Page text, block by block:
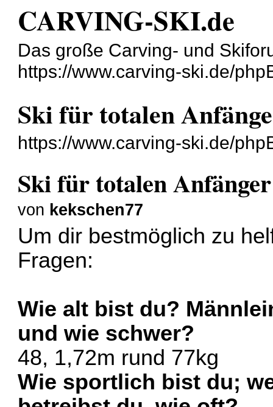
CARVING-SKI.de
Das große Carving- und
https://www.carving-ski.de/
Ski für totalen
https://www.carving-ski.de/
Ski für totalen
von kekschen77
Um dir bestmöglich zu
Fragen:
Wie alt bist du?
und wie schwer?
48, 1,72m rund 77kg
Wie sportlich bist du;